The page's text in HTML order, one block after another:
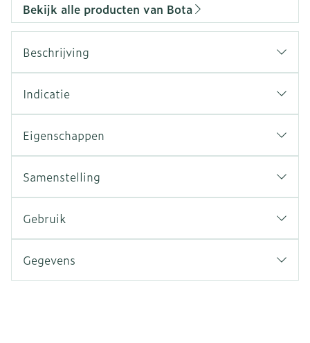
Bekijk alle producten van Bota
Beschrijving
Indicatie
Eigenschappen
Samenstelling
Gebruik
Gegevens